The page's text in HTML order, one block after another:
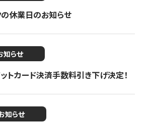
休業日のお知らせ
知らせ
トカード決済手数料引き下げ決定！
知らせ